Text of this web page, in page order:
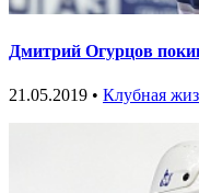
Дмитрий Огурцов
21.05.2019 • Клубная